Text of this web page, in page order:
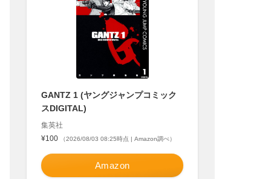
GANTZ 1 (ヤングジャンプコミック
スDIGITAL)
集英社
¥100
（2026/08/03 08:25時点 | Amazon調べ）
Amazon